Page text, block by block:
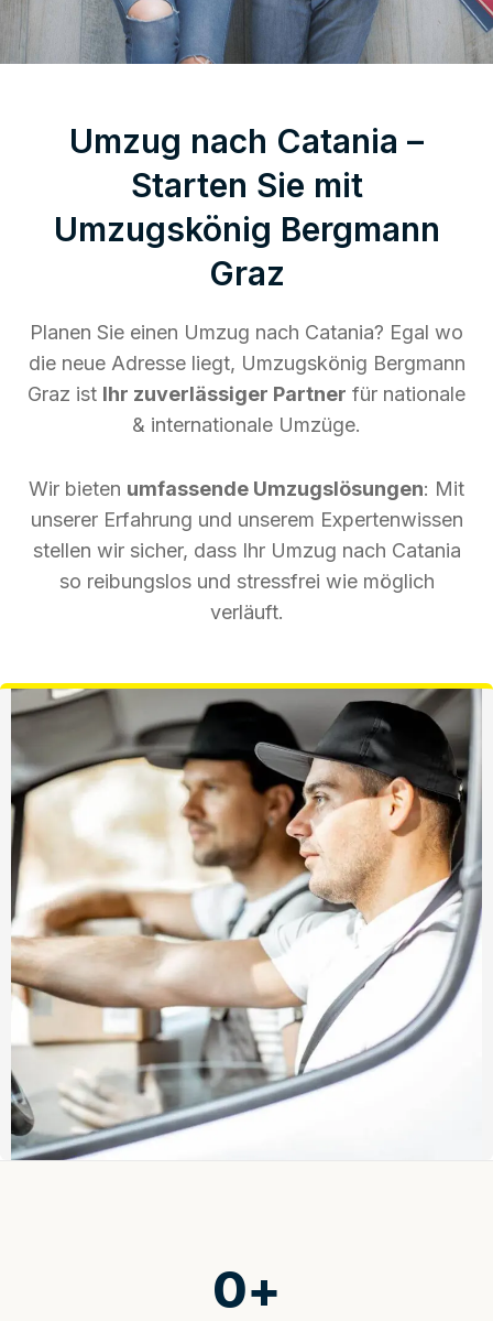
Umzug nach Catania –
Starten Sie mit
Umzugskönig Bergmann
Graz
Planen Sie einen Umzug nach Catania? Egal wo
die neue Adresse liegt, Umzugskönig Bergmann
Graz ist Ihr zuverlässiger Partner für nationale
& internationale Umzüge.
Wir bieten umfassende Umzugslösungen: Mit
unserer Erfahrung und unserem Expertenwissen
stellen wir sicher, dass Ihr Umzug nach Catania
so reibungslos und stressfrei wie möglich
verläuft.
0+